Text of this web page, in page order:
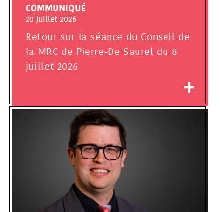
COMMUNIQUÉ
20 juillet 2026
Retour sur la séance du Conseil de
la MRC de Pierre-De Saurel du 8
juillet 2026